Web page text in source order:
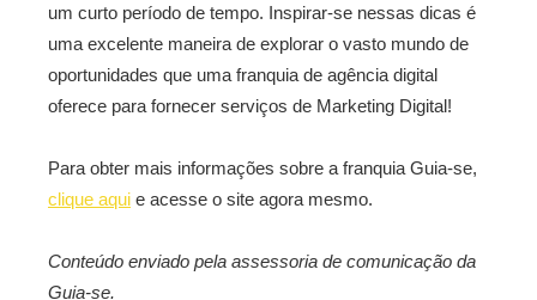
um curto período de tempo. Inspirar-se nessas dicas é
uma excelente maneira de explorar o vasto mundo de
oportunidades que uma franquia de agência digital
oferece para fornecer serviços de Marketing Digital!
Para obter mais informações sobre a franquia Guia-se,
clique aqui e acesse o site agora mesmo.
Conteúdo enviado pela assessoria de comunicação da
Guia-se.